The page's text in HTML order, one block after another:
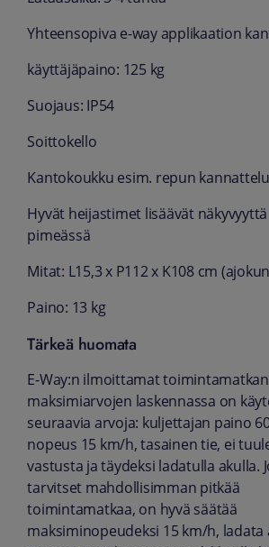
Yhteensopiva e-way applikaation
käyttäjäpaino: 125 kg
Suojaus: IP54
Soittokello
Kantokoukku esim. repun
Hyvät heijastimet lisäävät näkyvyyttä
pimeässä
Mitat: L15,3 x P112 x K108 cm
Paino: 13 kg
Tärkeä huomata
E-Way:n ilmoittamat toimintamatkan
maksimiarvojen laskennassa on
seuraavia arvoja: kuljettajan paino
nopeus 15 km/h, tasainen tie, ei
vastusta ja täydeksi ladatulla akulla.
tarvitset mahdollisimman pitkää
toimintamatkaa, on hyvä säätää
maksiminopeudeksi 15 km/h, ladata